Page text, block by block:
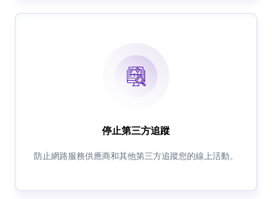
停止第三方追蹤
防止網路服務供應商和其他第三方追蹤您的線上活動。